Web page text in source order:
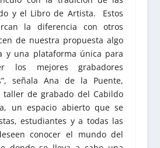
y el Libro de Artista. Estos
la diferencia con otros
de nuestra propuesta algo
y una plataforma única para
los mejores grabadores
señala Ana de la Puente,
taller de grabado del Cabildo
un espacio abierto que se
estudiantes y a todas las
conocer el mundo del